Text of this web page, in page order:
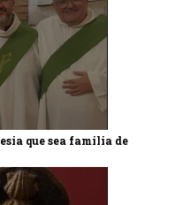
que sea familia de